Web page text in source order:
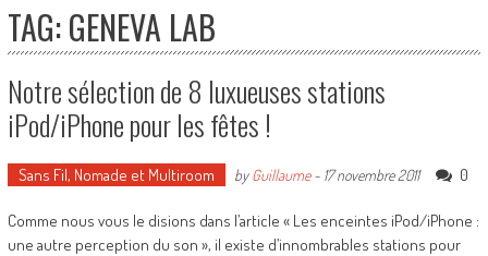
TAG: GENEVA LAB
Notre sélection de 8 luxueuses stations
iPod/iPhone pour les fêtes !
Sans Fil, Nomade et Multiroom byGuillaume- 17 novembre 2011 0
Comme nous vous le disions dans l’article « Les enceintes iPod/iPhone :
une autre perception du son », il existe d’innombrables stations pour